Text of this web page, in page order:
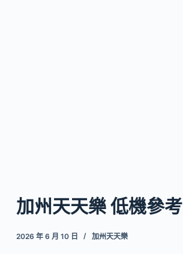
加州天天樂 低機參考
2026 年 6 月 10 日 加州天天樂